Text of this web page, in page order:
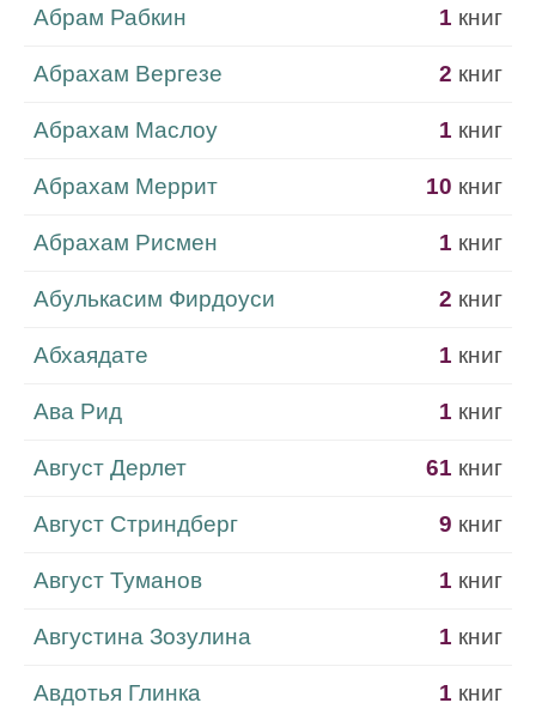
Абрам Рабкин 1 книг
Абрахам Вергезе 2 книг
Абрахам Маслоу 1 книг
Абрахам Меррит 10 книг
Абрахам Рисмен 1 книг
Абулькасим Фирдоуси 2 книг
Абхаядате 1 книг
Ава Рид 1 книг
Август Дерлет 61 книг
Август Стриндберг 9 книг
Август Туманов 1 книг
Августина Зозулина 1 книг
Авдотья Глинка 1 книг